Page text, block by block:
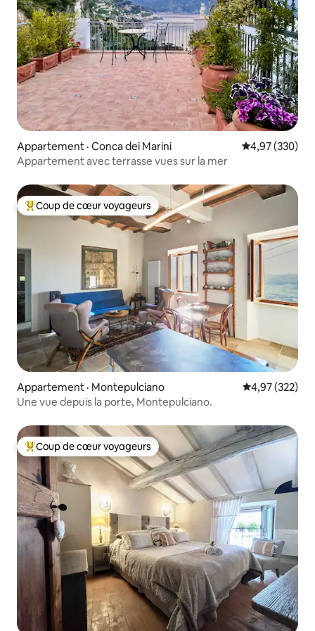
Appartement · Conca dei Marini Note
4,97 (330)
Appartement avec terrasse vues sur la mer
Coup de cœur voyageurs parmi les plus aimés
Coup de cœur voyageurs
Appartement · Montepulciano Note
4,97 (322)
Une vue depuis la porte, Montepulciano.
Coup de cœur voyageurs parmi les plus aimés
Coup de cœur voyageurs